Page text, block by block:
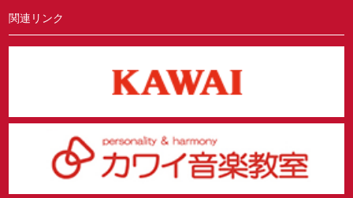
関連リンク